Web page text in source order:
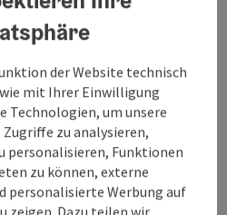
der Website technisch
mit Ihrer Einwilligung
Technologien, um unsere
zu analysieren,
personalisieren, Funktionen
zu können, externe
personalisierte Werbung auf
zeigen. Dazu teilen wir